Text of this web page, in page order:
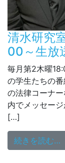
清水研究
00～生放
毎月第2木曜
の学生たちの
の法律コーナ
内でメッセー
[…]
続きを読む…